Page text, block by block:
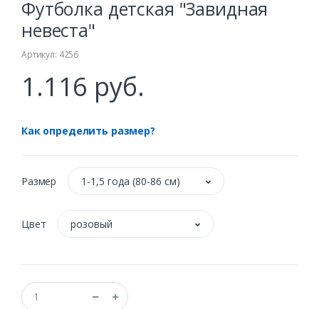
Футболка детская "Завидная
невеста"
Артикул: 4256
1.116 руб.
Как определить размер?
Размер 1-1,5 года (80-86 см)
Цвет розовый